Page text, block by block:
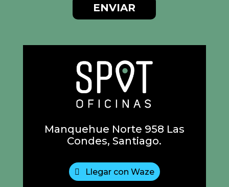
ENVIAR
Manquehue Norte 958 Las
Condes, Santiago.
Llegar con Waze